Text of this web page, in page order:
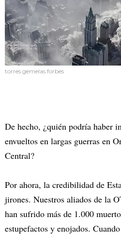
torres gemelas forbes
De hecho, ¿quién podría haber
envueltos en largas guerras en
Central?
Por ahora, la credibilidad de
jirones. Nuestros aliados de la
han sufrido más de 1.000
estupefactos y enojados.